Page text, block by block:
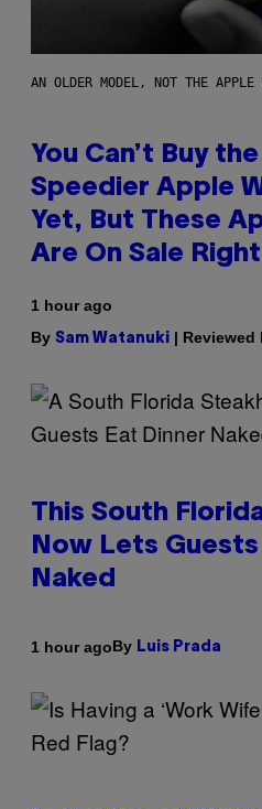
AN OLDER MODEL, NOT THE APPLE
You Can’t Buy
Speedier Apple
Yet, But These
Are On Sale
1 hour ago
By Sam Watanuki | Reviewed
This South
Now Lets
Naked
1 hour agoBy Luis Prada